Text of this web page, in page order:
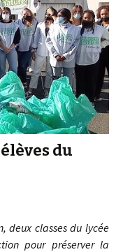
du
deux classes du lycée
pour préserver la